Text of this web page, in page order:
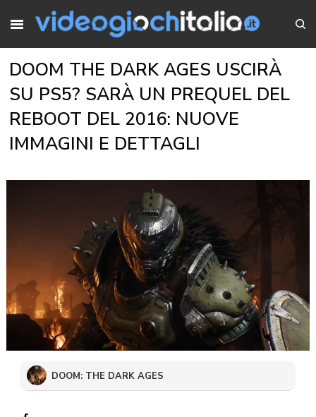
DOOM THE DARK AGES USCIRÀ
SU PS5? SARÀ UN PREQUEL DEL
REBOOT DEL 2016: NUOVE
IMMAGINI E DETTAGLI
DOOM: THE DARK AGES